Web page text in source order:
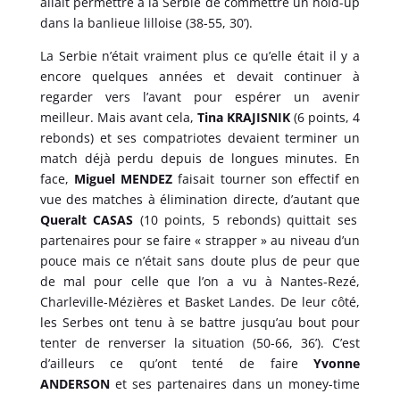
dans la banlieue lilloise (38-55, 30’).
La Serbie n’était vraiment plus ce qu’elle était il y a
encore quelques années et devait continuer à
regarder vers l’avant pour espérer un avenir
meilleur. Mais avant cela, Tina KRAJISNIK (6 points, 4
rebonds) et ses compatriotes devaient terminer un
match déjà perdu depuis de longues minutes. En
face, Miguel MENDEZ faisait tourner son effectif en
vue des matches à élimination directe, d’autant que
Queralt CASAS (10 points, 5 rebonds) quittait ses
partenaires pour se faire « strapper » au niveau d’un
pouce mais ce n’était sans doute plus de peur que
de mal pour celle que l’on a vu à Nantes-Rezé,
Charleville-Mézières et Basket Landes. De leur côté,
les Serbes ont tenu à se battre jusqu’au bout pour
tenter de renverser la situation (50-66, 36’). C’est
d’ailleurs ce qu’ont tenté de faireYvonne
ANDERSONet ses partenaires dans un money-time